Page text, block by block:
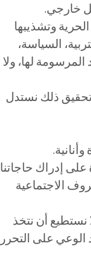
خارجي.
وتشذيبها
السياسة،
لها، ولا
تحقيق ذلك نستدل
على إدراك حاجاتنا
الاجتماعية
نستطيع أن نتخذ
الوعي على التحرر